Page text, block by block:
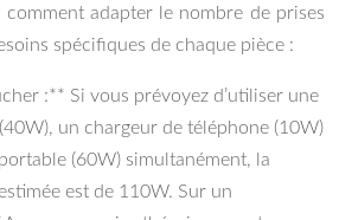
adapter le nombre de prises
spécifiques de chaque pièce :
:** Si vous prévoyez d’utiliser une
un chargeur de téléphone (10W)
(60W) simultanément, la
est de 110W. Sur un